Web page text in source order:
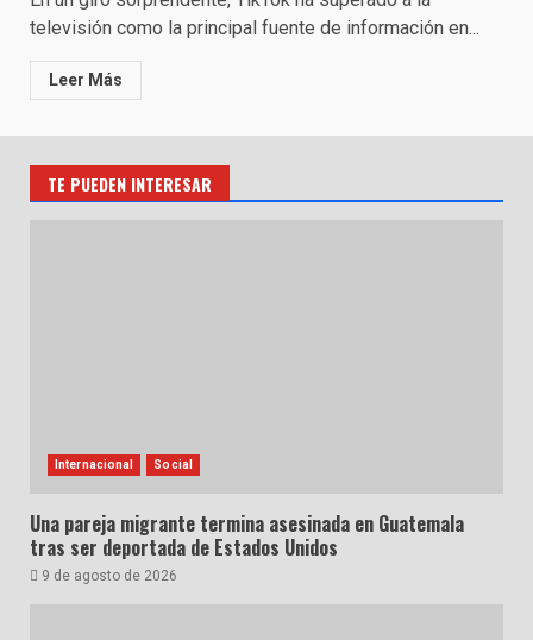
televisión como la principal fuente de información en...
Leer Más
TE PUEDEN INTERESAR
Internacional Social
Una pareja migrante termina asesinada en Guatemala
tras ser deportada de Estados Unidos
9 de agosto de 2026